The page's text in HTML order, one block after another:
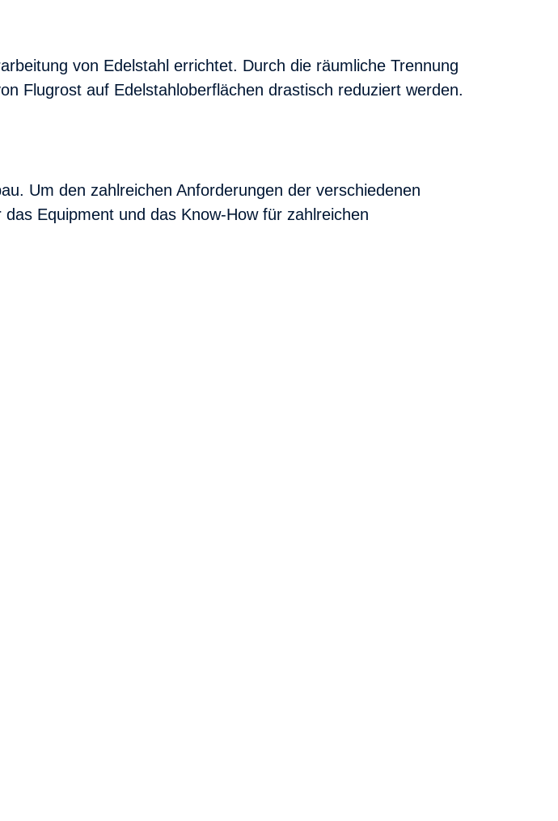
von Edelstahl errichtet. Durch die räumliche Trennung
Flugrost auf Edelstahloberflächen drastisch reduziert werden.
Um den zahlreichen Anforderungen der verschiedenen
Equipment und das Know-How für zahlreichen